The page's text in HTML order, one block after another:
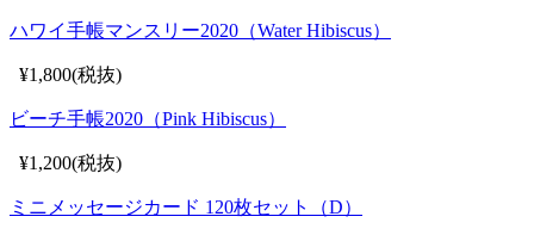
ハワイ手帳マンスリー2020（Water Hibiscus）
¥1,800(税抜)
ビーチ手帳2020（Pink Hibiscus）
¥1,200(税抜)
ミニメッセージカード 120枚セット（D）